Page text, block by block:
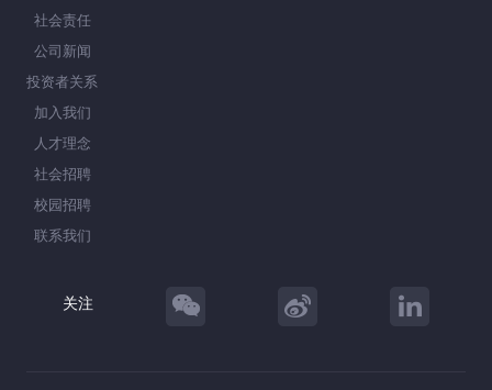
社会责任
公司新闻
投资者关系
加入我们
人才理念
社会招聘
校园招聘
联系我们
关注